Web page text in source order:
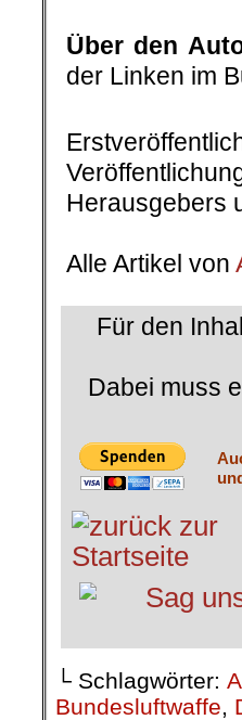
Über den
der Linken im
Herausgebers
Alle Artikel von
Für den
Dabei muss
└ Schlagwörter:
Bundesluftwaffe